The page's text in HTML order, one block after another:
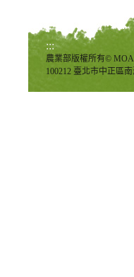
:::
農業部版權所有© MOA
100212 臺北市中正區